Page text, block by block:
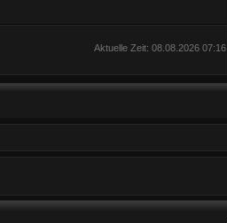
Aktuelle Zeit: 08.08.2026 07:16